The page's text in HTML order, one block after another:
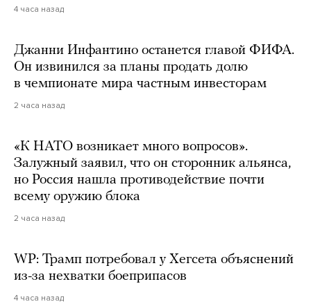
4 часа назад
Джанни Инфантино останется главой ФИФА.
Он извинился за планы продать долю
в чемпионате мира частным инвесторам
2 часа назад
«К НАТО возникает много вопросов».
Залужный заявил, что он сторонник альянса,
но Россия нашла противодействие почти
всему оружию блока
2 часа назад
WP: Трамп потребовал у Хегсета объяснений
из-за нехватки боеприпасов
4 часа назад